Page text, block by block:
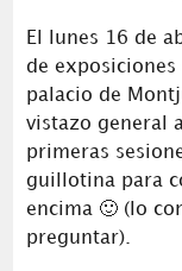
El lunes 16 de
de exposiciones
palacio de
vistazo general
primeras
guillotina para
encima 🙂 (lo
preguntar).